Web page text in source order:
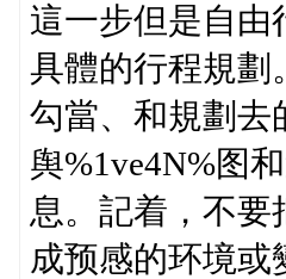
這一步但是自由
具體的行程規劃
勾當、和規劃去
舆%1ve4N%图
息。記着，不要
成预感的环境或